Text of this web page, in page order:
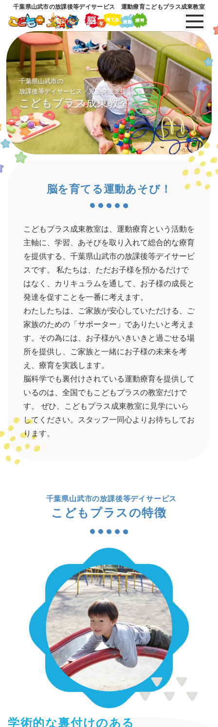
千葉県山武市の放課後等デイサービス 運動療育こどもプラス成東教室
千葉県山武市の
放課後等デイサービス・児童発達支援
こどもプラス成東教室
脳を育てる運動あそび！
こどもプラス成東教室は、運動療育という活動を
主軸に、学習、あそびを取り入れて総合的な療育
を提供する、千葉県山武市の放課後等デイサービ
スです。 私たちは、ただお子様を預かるだけで
はなく、カリキュラムを通して、お子様の成長と
発達を促すことを一番に考えます。
わたしたちは、ご家族が安心していただける、ご
家族のための「サポーター」でありたいと考えま
す。その為には、お子様がいきいきと過ごせる場
所を提供し、ご家族と一緒にお子様の未来を考
え、療育を実践します。
脳科学でも裏付けされている運動療育を提供して
いるのは、全国でもこどもプラスの教室だけで
す。 ぜひ、こどもプラス成東教室に見学にいら
してください。スタッフ一同心よりお待ちしてお
ります。
千葉県山武市の放課後等デイサービス
こどもプラスの特徴
学術的な裏付けのある